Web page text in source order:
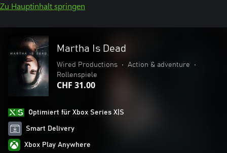
Zu Hauptinhalt springen
Martha Is Dead
Wired Productions • Action & adventure
•
Rollenspiele
CHF 31.00
Optimiert für Xbox Series X|S
Smart Delivery
Xbox Play Anywhere